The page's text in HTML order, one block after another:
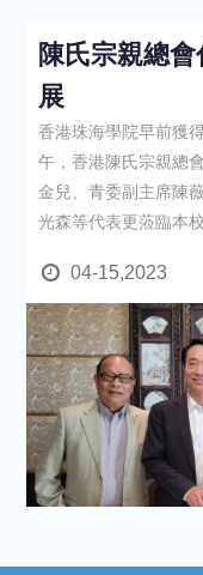
陳氏宗親總
展
香港珠海學院早前獲
午，香港陳氏宗親總
金兒、青委副主席陳
光森等代表更蒞臨本
04-15,2023